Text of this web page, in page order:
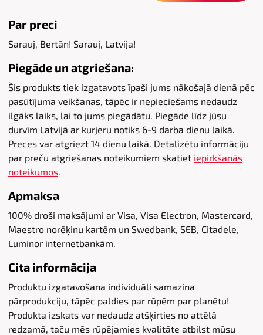
Par preci
Sarauj, Bertān! Sarauj, Latvija!
Piegāde un atgriešana:
Šis produkts tiek izgatavots īpaši jums nākošajā dienā pēc
pasūtījuma veikšanas, tāpēc ir nepieciešams nedaudz
ilgāks laiks, lai to jums piegādātu. Piegāde līdz jūsu
durvīm Latvijā ar kurjeru notiks 6-9 darba dienu laikā.
Preces var atgriezt 14 dienu laikā. Detalizētu informāciju
par preču atgriešanas noteikumiem skatiet iepirkšanās
noteikumos.
Apmaksa
100% droši maksājumi ar Visa, Visa Electron, Mastercard,
Maestro norēķinu kartēm un Swedbank, SEB, Citadele,
Luminor internetbankām.
Cita informācija
Produktu izgatavošana individuāli samazina
pārprodukciju, tāpēc paldies par rūpēm par planētu!
Produkta izskats var nedaudz atšķirties no attēlā
redzamā, taču mēs rūpējamies kvalitāte atbilst mūsu